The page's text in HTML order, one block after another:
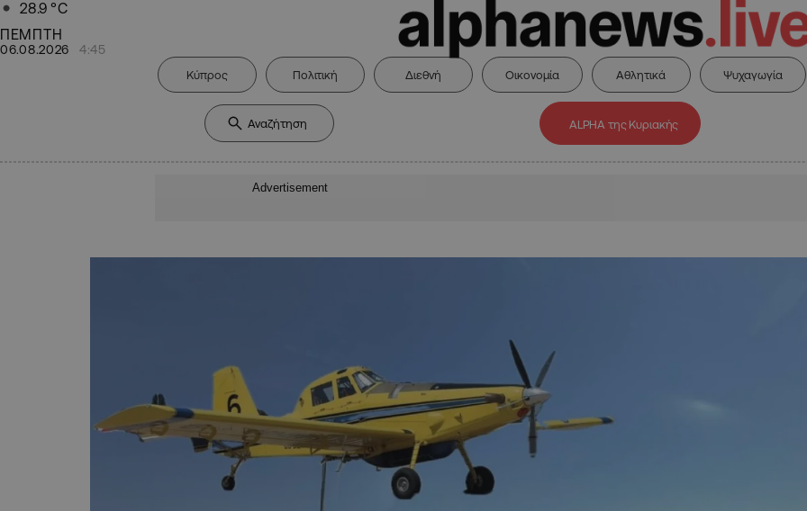
28.9 °C
ΠΕΜΠΤΗ
06.08.2026 4:45
Κύπρος Πολιτική Διεθνή Οικονομία Αθλητικά Ψυχαγωγία
ALPHA της Κυριακής
Advertisement